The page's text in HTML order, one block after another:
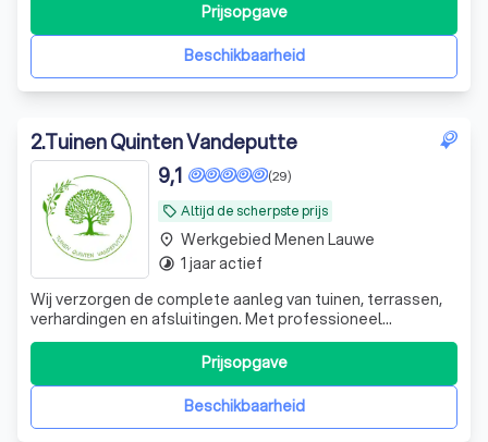
Beschikbaarheid
Prijsopgave
2.Tuinen Quinten Vandeputte
local_offer Altijd de scherpste prijs
(29)
9,1
Wij verzorgen de complete aanleg van tuinen, terrassen,
verhardingen en afsluitingen. Met professioneel
tuinonderhoud blijft uw buitenruimte altijd verzorgd en
Beschikbaarheid
Prijsopgave
place Werkgebied Menen Lauwe
timelapse 1 jaar actief